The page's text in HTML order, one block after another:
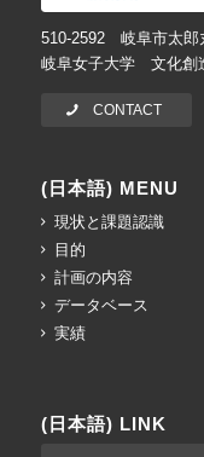
510-2592 岐阜市太郎
岐阜女子大学 文化創
CONTACT
(日本語) MENU
現状と課題認識
目的
計画の内容
データベース
実績
(日本語) LINK